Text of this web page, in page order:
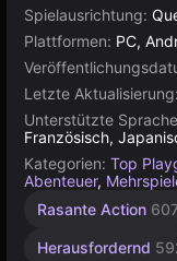
Spielausrichtung:
Plattformen: PC,
Letzte Aktualisierung:
Unterstützte
Französisch,
Kategorien: Top
Abenteuer,
Rasante Action
Herausfordernd
Timing
Schnelle
243
67
71